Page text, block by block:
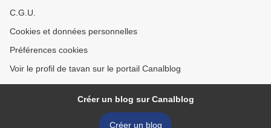
C.G.U.
Cookies et données personnelles
Préférences cookies
Voir le profil de tavan sur le portail Canalblog
Créer un blog sur Canalblog
Créer un blog